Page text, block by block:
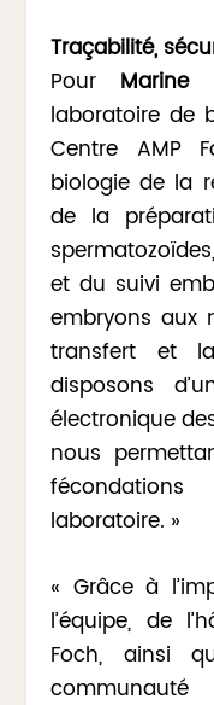
Traçabilité,
Pour Marine
laboratoire de
Centre AMP
biologie de la
de la
et du suivi
embryons aux
transfert et la
disposons
électronique
nous
laboratoire. »
« Grâce à
l’équipe, de
Foch, ainsi